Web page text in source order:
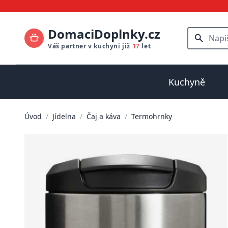
DomaciDoplnky.cz
Váš partner v kuchyni již 17 let
Kuchyně
Úvod / Jídelna / Čaj a káva / Termohrnky